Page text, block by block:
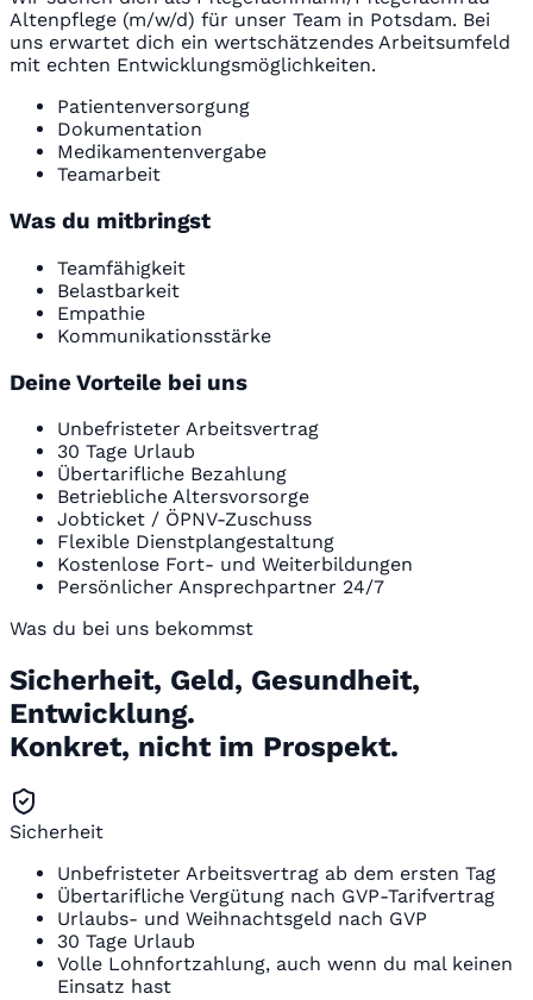
Altenpflege (m/w/d) für unser Team in Potsdam. Bei
uns erwartet dich ein wertschätzendes Arbeitsumfeld
mit echten Entwicklungsmöglichkeiten.
Patientenversorgung
Dokumentation
Medikamentenvergabe
Teamarbeit
Was du mitbringst
Teamfähigkeit
Belastbarkeit
Empathie
Kommunikationsstärke
Deine Vorteile bei uns
Unbefristeter Arbeitsvertrag
30 Tage Urlaub
Übertarifliche Bezahlung
Betriebliche Altersvorsorge
Jobticket / ÖPNV-Zuschuss
Flexible Dienstplangestaltung
Kostenlose Fort- und Weiterbildungen
Persönlicher Ansprechpartner 24/7
Was du bei uns bekommst
Sicherheit, Geld, Gesundheit,
Entwicklung.
Konkret, nicht im Prospekt.
Sicherheit
Unbefristeter Arbeitsvertrag ab dem ersten Tag
Übertarifliche Vergütung nach GVP-Tarifvertrag
Urlaubs- und Weihnachtsgeld nach GVP
30 Tage Urlaub
Volle Lohnfortzahlung, auch wenn du mal keinen
Einsatz hast